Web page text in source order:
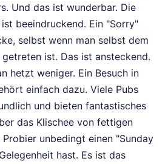
Und das ist wunderbar. Die
beeindruckend. Ein "Sorry"
selbst wenn man selbst dem
ist. Das ist ansteckend.
hetzt weniger. Ein Besuch in
einfach dazu. Viele Pubs
und bieten fantastisches
das Klischee von fettigen
Probier unbedingt einen "Sunday
hast. Es ist das